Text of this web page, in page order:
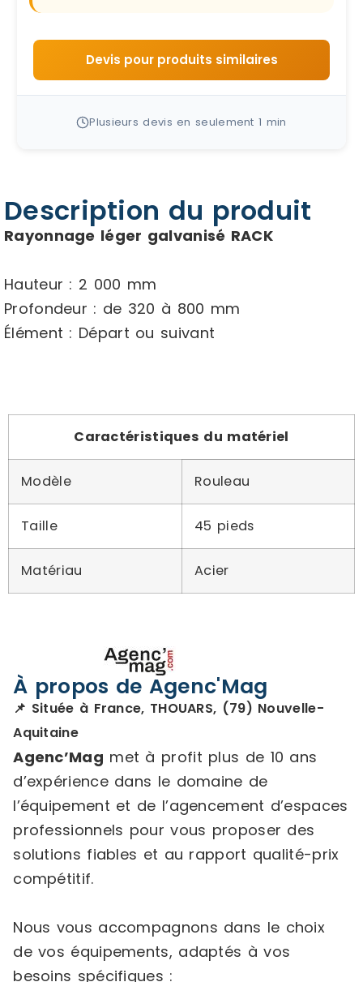
Devis pour produits similaires
Plusieurs devis en seulement 1 min
Description du produit
Rayonnage léger galvanisé RACK
Hauteur : 2 000 mm
Profondeur : de 320 à 800 mm
Élément : Départ ou suivant
Caractéristiques du matériel
Modèle Rouleau
Taille 45 pieds
Matériau Acier
À propos de Agenc'Mag
📌 Située à France, THOUARS, (79) Nouvelle-
Aquitaine
Agenc’Mag met à profit plus de 10 ans
d’expérience dans le domaine de
l’équipement et de l’agencement d’espaces
professionnels pour vous proposer des
solutions fiables et au rapport qualité-prix
compétitif.
Nous vous accompagnons dans le choix
de vos équipements, adaptés à vos
besoins spécifiques :